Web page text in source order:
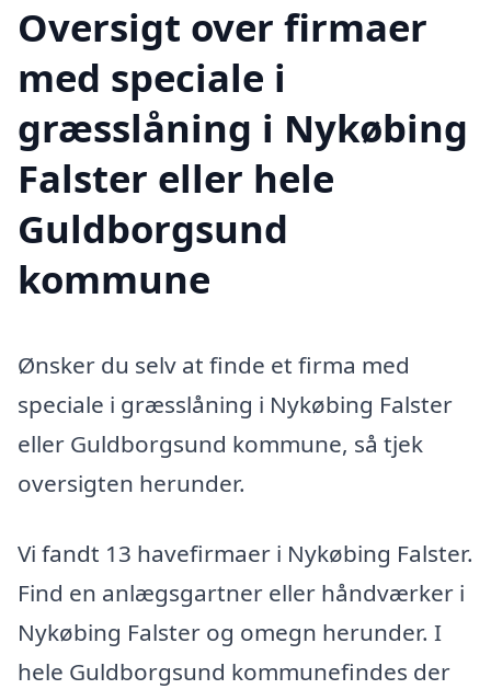
Oversigt over firmaer
med speciale i
græsslåning i Nykøbing
Falster eller hele
Guldborgsund
kommune
Ønsker du selv at finde et firma med
speciale i græsslåning i Nykøbing Falster
eller Guldborgsund kommune, så tjek
oversigten herunder.
Vi fandt 13 havefirmaer i Nykøbing Falster.
Find en anlægsgartner eller håndværker i
Nykøbing Falster og omegn herunder. I
hele Guldborgsund kommunefindes der